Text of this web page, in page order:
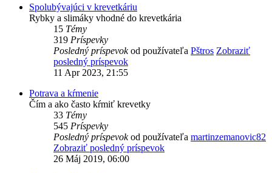
Spolubývajúci v krevetkáriu
Rybky a slimáky vhodné do krevetkária
15 Témy
319 Príspevky
Posledný príspevokod používateľa Pštros Zobraziť
posledný príspevok
11 Apr 2023, 21:55
Potrava a kŕmenie
Čím a ako často kŕmiť krevetky
33 Témy
545 Príspevky
Posledný príspevokod používateľa martinzemanovic82
Zobraziť posledný príspevok
26 Máj 2019, 06:00